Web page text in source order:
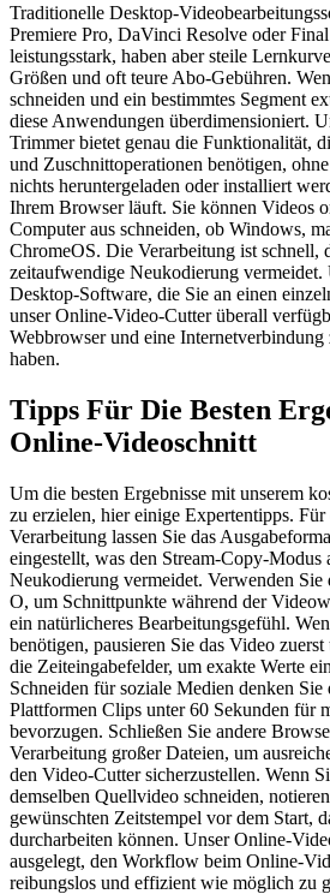
Traditionelle Desktop-
Premiere Pro, DaVinci Resolve oder
leistungsstark, haben aber steile
Größen und oft teure Abo-Gebühren.
schneiden und ein bestimmtes Segment
diese Anwendungen überdimensioniert.
Trimmer bietet genau die Funktionalität,
und Zuschnittoperationen benötigen,
nichts heruntergeladen oder installiert
Ihrem Browser läuft. Sie können Videos
Computer aus schneiden, ob Windows,
ChromeOS. Die Verarbeitung ist schnell,
zeitaufwendige Neukodierung vermeidet.
Desktop-Software, die Sie an einen
unser Online-Video-Cutter überall
Webbrowser und eine Internetverbindung
haben.
Tipps Für Die Besten
Online-Videoschnitt
Um die besten Ergebnisse mit unserem
zu erzielen, hier einige Expertentipps. Für
Verarbeitung lassen Sie das
eingestellt, was den Stream-Copy-Modus
Neukodierung vermeidet. Verwenden Sie
O, um Schnittpunkte während der
ein natürlicheres Bearbeitungsgefühl.
benötigen, pausieren Sie das Video
die Zeiteingabefelder, um exakte Werte
Schneiden für soziale Medien denken Sie
Plattformen Clips unter 60 Sekunden für
bevorzugen. Schließen Sie andere
Verarbeitung großer Dateien, um
den Video-Cutter sicherzustellen. Wenn
demselben Quellvideo schneiden,
gewünschten Zeitstempel vor dem Start,
durcharbeiten können. Unser Online-
ausgelegt, den Workflow beim Online-
reibungslos und effizient wie möglich zu